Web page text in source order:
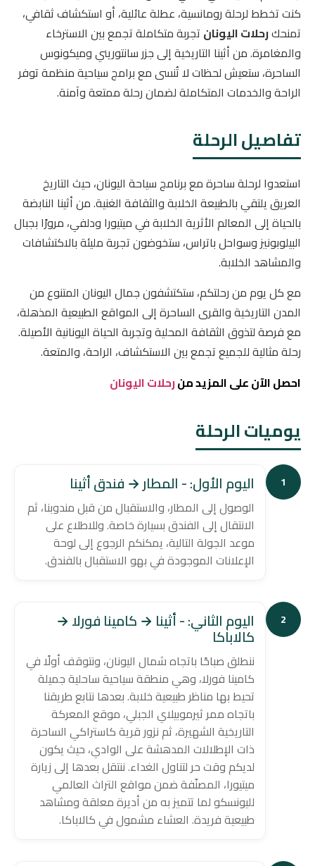
كنت تخطط لرحلة رومانسية، عطلة عائلية، أو استكشاف ثقافي،
تمنحكرحلات اليونان تجربة متكاملة تجمع بين الاسترخاء
والمغامرة. من أثينا التاريخية إلى جزر سانتوريني وميكونوس
الساحرة، ستعيش لحظات لا تُنسى مع برامج سياحية منظمة توفر
الراحة والخدمات المتكاملة لضمان رحلة ممتعة وآمنة.
تفاصيل الرحلة
استعدوا لرحلة ساحرة مع برنامج سياحة اليونان، حيث التاريخ
العريق يلتقي بالطبيعة الخلابة والثقافة الغنية. من أثينا النابضة
بالحياة إلى المعالم الأثرية الخلابة في ميتيورا ودلفي، مرورًا بجبال
البيلوبونيز وسواحل باتراس، ستخوضون تجربة مليئة بالاكتشافات
والمشاهد الخلابة.
مع كل يوم من رحلتكم، ستكتشفون جمال اليونان المتنوع من
المدن التاريخية والقرى الساحرة إلى المواقع الطبيعية المذهلة،
مع فرصة لتذوق الثقافة المحلية وتجربة الحياة اليونانية الأصيلة.
رحلة مثالية للجميع تجمع بين الاستكشاف، الراحة، والمتعة.
احصل الآن على المزيد منرحلات اليونان
يوميات الرحلة
1 اليوم الأول: - المطار → فندق أثينا
الوصول إلى المطار، والاستقبال من قبل مندوبنا، ثم
الانتقال إلى الفندق بسيارة خاصة. وللاطلاع على
موعد الجولة التالية، يمكنكم الرجوع إلى لوحة
الإعلانات الموجودة في بهو الاستقبال بالفندق.
2 اليوم الثاني: - أثينا → كامينا فورلا →
كالاباكا
ننطلق صباحًا باتجاه شمال اليونان، ونتوقف أولًا في
كامينا فورلا، وهي منطقة سياحية ساحلية جميلة
تحيط بها مناظر طبيعية خلابة. بعدها نتابع طريقنا
باتجاه ممر ثيرموبيلاي الجبلي، موقع المعركة
التاريخية الشهيرة، ثم نزور قرية كاستراكي الساحرة
ذات الإطلالات المدهشة على الوادي، حيث يكون
لديكم وقت حر لتناول الغداء. ننتقل بعدها إلى زيارة
ميتيورا، المصنّفة ضمن مواقع التراث العالمي
لليونسكو لما تتميز به من أديرة معلقة ومشاهد
طبيعية فريدة. العشاء مشمول في كالاباكا.